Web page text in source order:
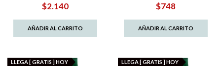
$2.140
AÑADIR AL CARRITO
$748
AÑADIR AL CARRITO
LLEGA [ GRATIS ] HOY LLEGA [ GRATIS ] HOY